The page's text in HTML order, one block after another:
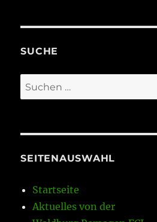
SUCHE
Suchen
nach:
SEITENAUSWAHL
Startseite
Aktuelles von der